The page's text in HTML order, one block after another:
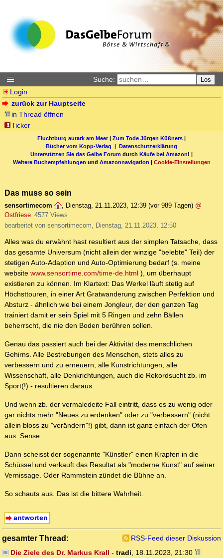
Suche: Los
Login
zurück zur Hauptseite
in Thread öffnen
Ticker
Fluchtburg autark am Meer| Zum Tode Jürgen Küßners |
Bücher vom Kopp-Verlag | Datenschutzerklärung
Unterstützen Sie das Gelbe Forum durch Käufe bei Amazon! |
Weitere Buchempfehlungen und Amazonnavigation | Cookie-Einstellungen
Das muss so sein
sensortimecom , Dienstag, 21.11.2023, 12:39 (vor 989 Tagen) @
Ostfriese 4577 Views
bearbeitet von sensortimecom, Dienstag, 21.11.2023, 12:50
Alles was du erwähnt hast resultiert aus der simplen Tatsache, dass
das gesamte Universum (nicht allein der winzige "belebte" Teil) der
stetigen Auto-Adaption und Auto-Optimierung bedarf (s. meine
website www.sensortime.com/time-de.html ), um überhaupt
existieren zu können. Im Klartext: Das Werkel läuft stetig auf
Höchsttouren, in einer Art Gratwanderung zwischen Perfektion und
Absturz - ähnlich wie bei einem Jongleur, der den ganzen Tag
trainiert damit er sein Spiel mit 5 Ringen und zehn Bällen
beherrscht, die nie den Boden berühren sollen.
Genau das passiert auch bei der Aktivität des menschlichen
Gehirns. Alle Bestrebungen des Menschen, stets alles zu
verbessern und zu erneuern, alle Kunstrichtungen, alle
Wissenschaft, alle Denkrichtungen, auch die Rekordsucht zb. im
Sport(!) - resultieren daraus.
Und wenn zb. der vermaledeite Fall eintritt, dass es zu wenig oder
gar nichts mehr "Neues zu erdenken" oder zu "verbessern" (nicht
allein bloss zu "verändern"!) gibt, dann ist ganz einfach der Ofen
aus. Sense.
Dann scheisst der sogenannte "Künstler" einen Krapfen in die
Schüssel und verkauft das Resultat als "moderne Kunst" auf seiner
Vernissage. Oder Rammstein zündet die Bühne an.
So schauts aus. Das ist die bittere Wahrheit.
antworten
gesamter Thread:
RSS-Feed dieser Diskussion
Die Ziele des Dr. Markus Krall - tradi, 18.11.2023, 21:30